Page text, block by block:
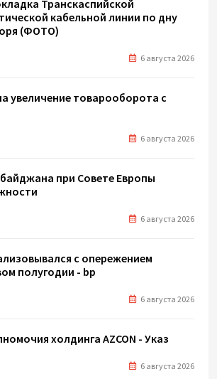
Транскаспийской
кабельной линии по дну
(ФОТО)
6 августа 2026
увеличение товарооборота с
6 августа 2026
при Совете Европы
6 августа 2026
с опережением
полугодии - bp
6 августа 2026
холдинга AZCON - Указ
6 августа 2026